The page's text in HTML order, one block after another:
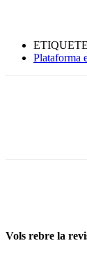
Plataforma
Vols rebre la